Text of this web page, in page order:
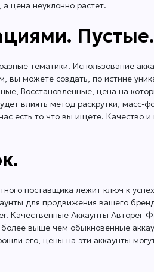
цена неуклонно растет.
Пустые.
тематики. Использование
вы можете создать, по истине
Восстановленные, цена на
влиять метод раскрутки, масс-
есть то что вы ищете. Качество и
поставщика лежит ключ к
для продвижения вашего
Качественные Аккаунты Авторег
более выше чем обыкновенные
его, цены на эти аккаунты